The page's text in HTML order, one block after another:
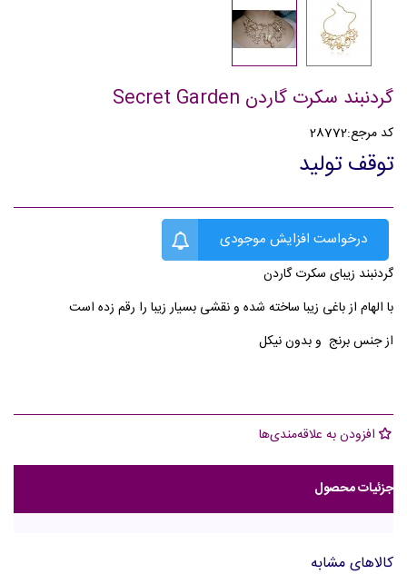
گردنبند سکرت گاردن Secret Garden
کد مرجع:28772
توقف تولید
درخواست افزایش موجودی
گردنبند زیبای سکرت گاردن
با الهام از باغی زیبا ساخته شده و نقشی بسیار زیبا را رقم زده است
از جنس برنج و بدون نیکل
افزودن به علاقه‌مندی‌ها
جزئیات محصول
کالاهای مشابه